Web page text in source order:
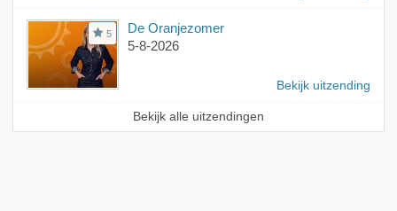
5
De Oranjezomer
5-8-2026
Bekijk uitzending
Bekijk alle uitzendingen